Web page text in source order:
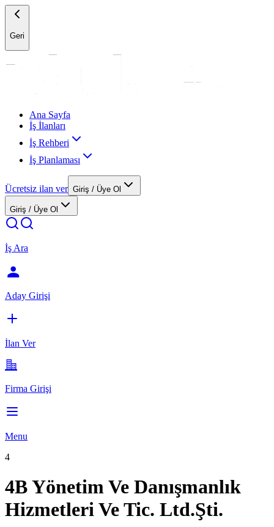
Geri
Ana Sayfa
İş İlanları
İş Rehberi
İş Planlaması
Ücretsiz ilan ver Giriş / Üye Ol
Giriş / Üye Ol
İş Ara
Aday Girişi
İlan Ver
Firma Girişi
Menu
4
4B Yönetim Ve Danışmanlık
Hizmetleri Ve Tic. Ltd.Şti.